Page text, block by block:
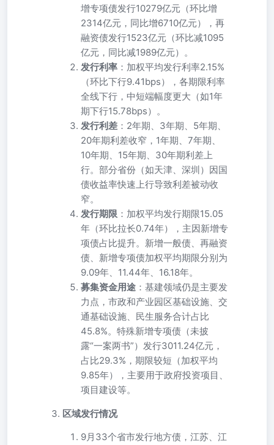
增专项债发行10279亿元（环比增
2314亿元，同比增6710亿元），再
融资债发行1523亿元（环比减1095
亿元，同比减1989亿元）。
发行利率 ：加权平均发行利率2.15%
（环比下行9.41bps），各期限利率
全线下行，中短端幅度更大（如1年
期下行15.78bps）。
发行利差 ：2年期、3年期、5年期、
20年期利差收窄，1年期、7年期、
10年期、15年期、30年期利差上
行。部分省份（如天津、深圳）因国
债收益率快速上行导致利差被动收
窄。
发行期限 ：加权平均发行期限15.05
年（环比拉长0.74年），主因新增专
项债占比提升。新增一般债、再融资
债、新增专项债加权平均期限分别为
9.09年、11.44年、16.18年。
募集资金用途 ：基建领域仍是主要发
力点，市政和产业园区基础设施、交
通基础设施、民生服务合计占比
45.8%。特殊新增专项债（未披
露“一案两书”）发行3011.24亿元，
占比29.3%，期限较短（加权平均
9.85年），主要用于政府投资项目、
项目建设等。
区域发行情况
9月33个省市发行地方债，江苏、江